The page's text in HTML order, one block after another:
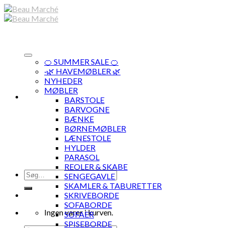
Skip
to
Søg
efter:
Ingen varer i kurven.
🍊 SUMMER SALE 🍊
·🌿 HAVEMØBLER 🌿
NYHEDER
MØBLER
BARSTOLE
BARVOGNE
BÆNKE
BØRNEMØBLER
LÆNESTOLE
HYLDER
PARASOL
REOLER & SKABE
SENGEGAVLE
SKAMLER & TABURETTER
SKRIVEBORDE
SOFABORDE
SOFAER
SPISEBORDE